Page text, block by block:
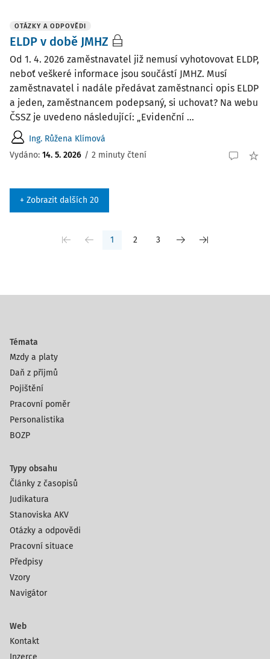
OTÁZKY A ODPOVĚDI
ELDP v době JMHZ
Od 1. 4. 2026 zaměstnavatel již nemusí vyhotovovat ELDP,
neboť veškeré informace jsou součástí JMHZ. Musí
zaměstnavatel i nadále předávat zaměstnanci opis ELDP
a jeden, zaměstnancem podepsaný, si uchovat? Na webu
ČSSZ je uvedeno následující: „Evidenční ...
Ing. Růžena Klímová
Vydáno: 14. 5. 2026 / 2 minuty čtení
+ Zobrazit dalších 20
1 2 3
Témata
Mzdy a platy
Daň z příjmů
Pojištění
Pracovní poměr
Personalistika
BOZP
Typy obsahu
Články z časopisů
Judikatura
Stanoviska AKV
Otázky a odpovědi
Pracovní situace
Předpisy
Vzory
Navigátor
Web
Kontakt
Inzerce